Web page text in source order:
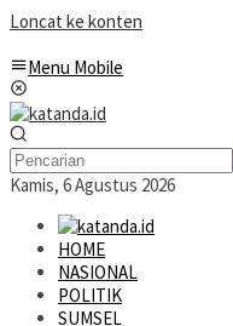
Loncat ke konten
Menu Mobile
Kamis, 6 Agustus 2026
HOME
NASIONAL
POLITIK
SUMSEL